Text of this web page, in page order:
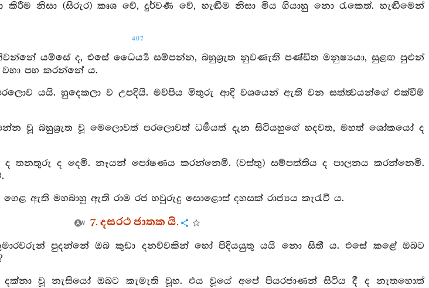
කිරීම නිසා (සිරුර) කෘශ වේ, දුර්වර්‍ණ වේ, හැඬීම නිසා මිය ගියාහු නො රැකෙත්. හැඬීමෙන්
407
යම්සේ ද, එසේ ධෛර්‍ය්‍ය සම්පන්න, බහුශ්‍රුත නුවණැති පණ්ඩිත මනුෂ්‍යයා, සුළඟ පුළුන්
පහ කරන්නේ ය.
පරලොව යයි. හුදෙකලා ව උපදියි. මව්පිය මිතුරු ආදි වශයෙන් ඇති වන සත්ත්‍වයන්ගේ එක්වීම්
වූ බහුශ්‍රුත වූ මෙලොවත් පරලොවත් ධර්‍මයත් දැන සිටියහුගේ හදවත, මහත් ශෝකයෝ ද
ද තනතුරු ද දෙමි. නෑයන් පෝෂණය කරන්නෙමි. (වස්තු) සම්පත්තිය ද පාලනය කරන්නෙමි.
ගෙළ ඇති මහබාහු ඇති රාම රජ හවුරුදු සොළොස් දහසක් රාජ්‍යය කැරැවී ය.
7. දසරථ ජාතක යි.
කුමාරවරුන් පුදන්නේ ඔබ කුඩා දනව්වකින් හෝ පිදියයුතු යයි නො සිතී ය. එසේ කළේ ඔබට
දක්නා වූ නැසියෝ ඔබට කැමැති වූහ. එය වූයේ අපේ පියරජාණන් සිටිය දී ද නැතහොත්